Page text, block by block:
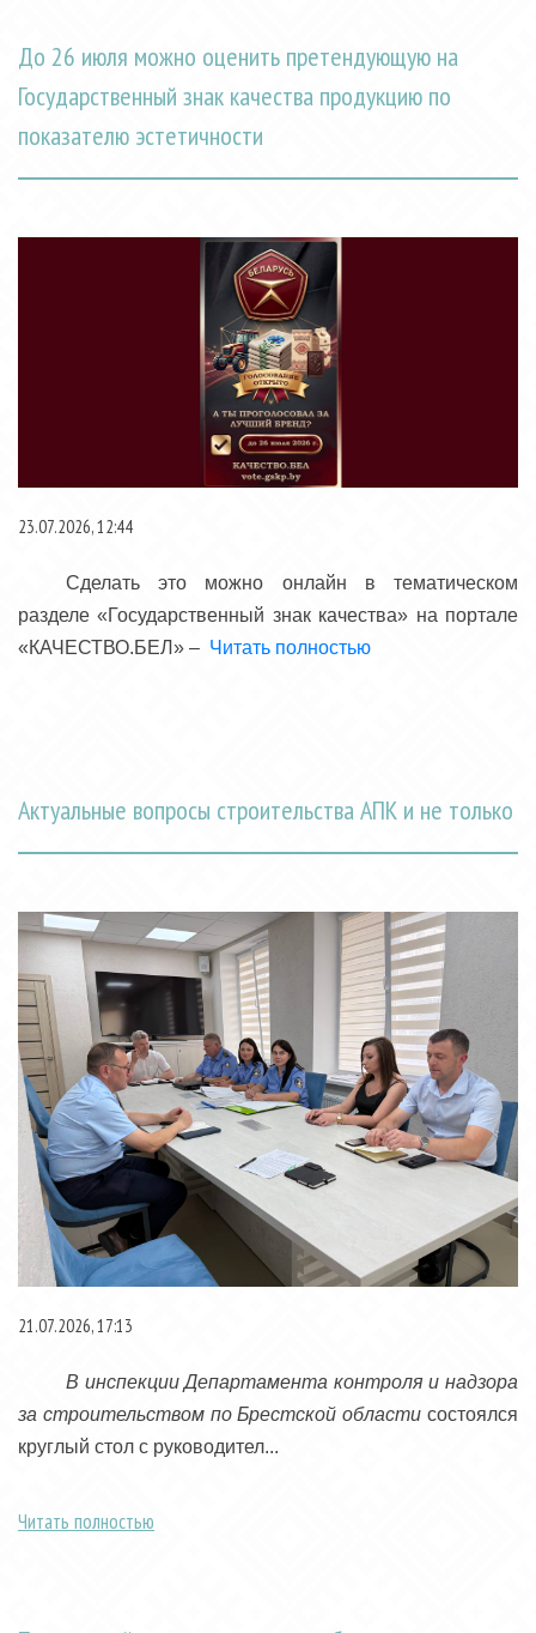
До 26 июля можно оценить претендующую на
Государственный знак качества продукцию по
показателю эстетичности
23.07.2026, 12:44
Сделать это можно онлайн в тематическом
разделе «Государственный знак качества» на портале
«КАЧЕСТВО.БЕЛ» – Читать полностью
Актуальные вопросы строительства АПК и не только
21.07.2026, 17:13
В инспекции Департамента контроля и надзора
за строительством по Брестской области состоялся
круглый стол с руководител...
Читать полностью